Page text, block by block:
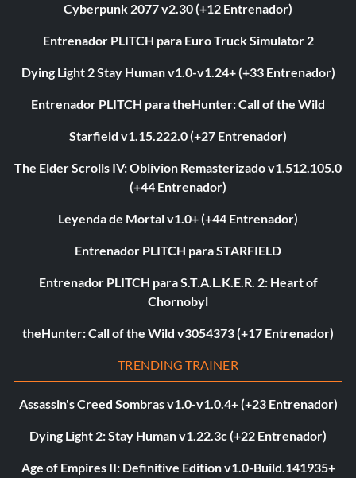
Cyberpunk 2077 v2.30 (+12 Entrenador)
Entrenador PLITCH para Euro Truck Simulator 2
Dying Light 2 Stay Human v1.0-v1.24+ (+33 Entrenador)
Entrenador PLITCH para theHunter: Call of the Wild
Starfield v1.15.222.0 (+27 Entrenador)
The Elder Scrolls IV: Oblivion Remasterizado v1.512.105.0
(+44 Entrenador)
Leyenda de Mortal v1.0+ (+44 Entrenador)
Entrenador PLITCH para STARFIELD
Entrenador PLITCH para S.T.A.L.K.E.R. 2: Heart of
Chornobyl
theHunter: Call of the Wild v3054373 (+17 Entrenador)
TRENDING TRAINER
Assassin's Creed Sombras v1.0-v1.0.4+ (+23 Entrenador)
Dying Light 2: Stay Human v1.22.3c (+22 Entrenador)
Age of Empires II: Definitive Edition v1.0-Build.141935+